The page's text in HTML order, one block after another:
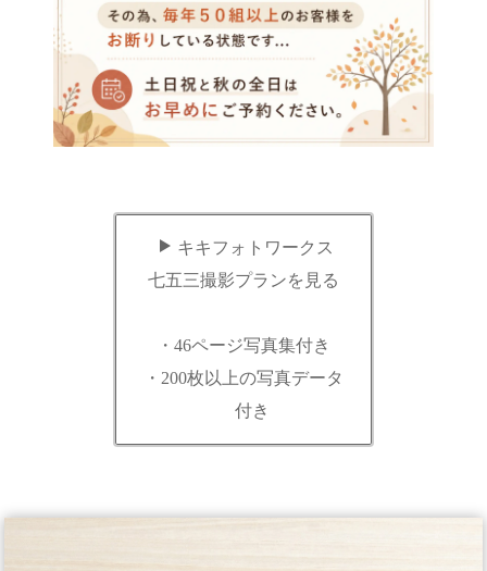
キキフォトワークス
七五三撮影プランを見る
・46ページ写真集付き
・200枚以上の写真データ
付き